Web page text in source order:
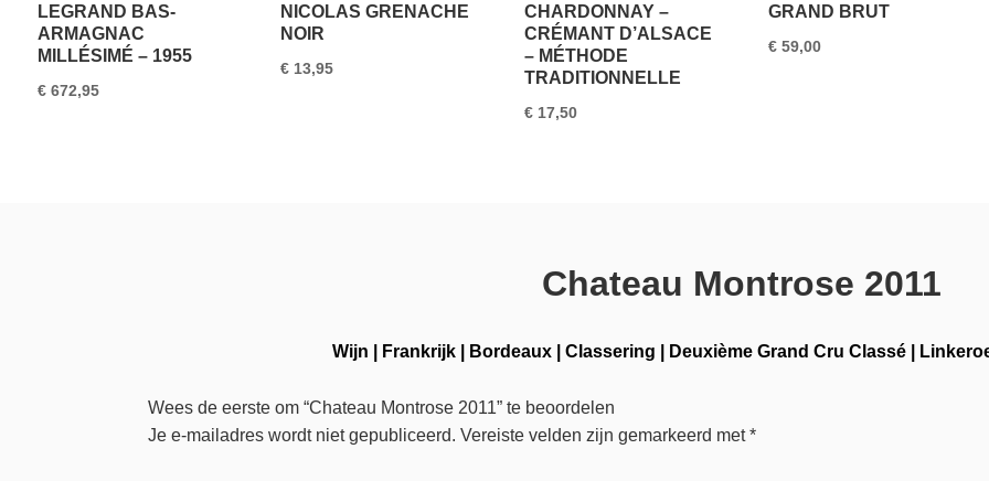
LEGRAND BAS-
ARMAGNAC
MILLÉSIMÉ – 1955
€672,95
NICOLAS GRENACHE
NOIR
€ 13,95
CHARDONNAY –
CRÉMANT D’ALSACE
– MÉTHODE
TRADITIONNELLE
€ 17,50
GRAND BRUT
€ 59,00
Chateau Montrose 2011
Wijn Frankrijk Bordeaux Classering Deuxième Grand Cru Classé
Wees de eerste om “Chateau Montrose 2011” te beoordelen
Je e-mailadres wordt niet gepubliceerd. Vereiste velden zijn gemarkeerd met*